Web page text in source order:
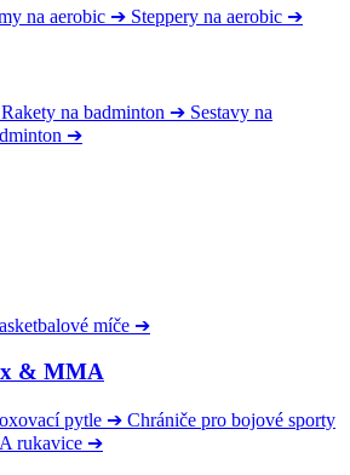
na aerobic ➔ Steppery na aerobic ➔
Rakety na badminton ➔ Sestavy na
➔
míče ➔
& MMA
pytle ➔ Chrániče pro bojové sporty
rukavice ➔